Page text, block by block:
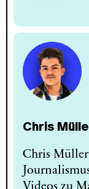
Chris
Chris